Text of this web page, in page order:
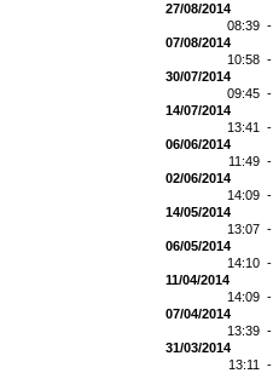
27/08/2014
08:39 -
07/08/2014
10:58 -
30/07/2014
09:45 -
14/07/2014
13:41 -
06/06/2014
11:49 -
02/06/2014
14:09 -
14/05/2014
13:07 -
06/05/2014
14:10 -
11/04/2014
14:09 -
07/04/2014
13:39 -
31/03/2014
13:11 -